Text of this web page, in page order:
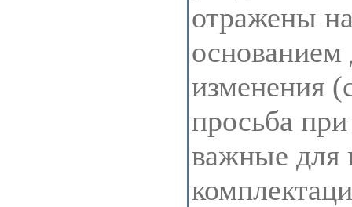
отражены
основанием
изменения
просьба
важные для